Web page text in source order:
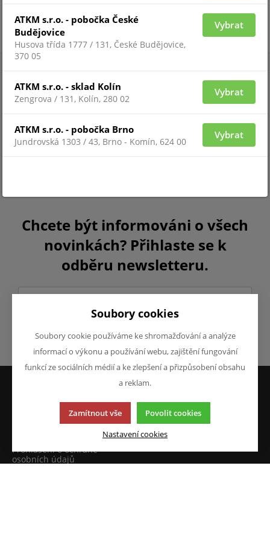
Chcete být informováni o všech
novinkách? Přihlaste se k
odběru newsletteru.
Odeslat
VŠE O NÁKUPU
Prohlášení o ochraně
osobních údajů
O FIRMĚ
Kontakty
Soubory cookies
Soubory cookie používáme ke shromažďování a analýze
informací o výkonu a používání webu, zajištění fungování
funkcí ze sociálních médií a ke zlepšení a přizpůsobení obsahu
a reklam.
Zamítnout vše Povolit cookies
Nastavení cookies
ATKM s.r.o. - pobočka České
Budějovice
Husova třída 1777 / 131, České Budějovice,
370 05
Vybrat
ATKM s.r.o. - sklad Kolín
Zengrova / 131, Kolín, 280 02
Vybrat
ATKM s.r.o. - pobočka Brno
Jundrovská 1303 / 43, Brno - Komín, 624 00
Vybrat